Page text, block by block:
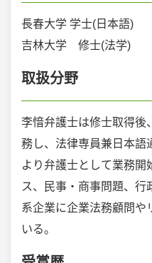
長春大学 学士(日本語)
吉林大学 修士(法学)
取扱分野
李愔弁護士は修士取得後
務し、法律専員兼日本語
より弁護士として業務開
ス、民事・商事問題、行
系企業に企業法務顧問や
いる。